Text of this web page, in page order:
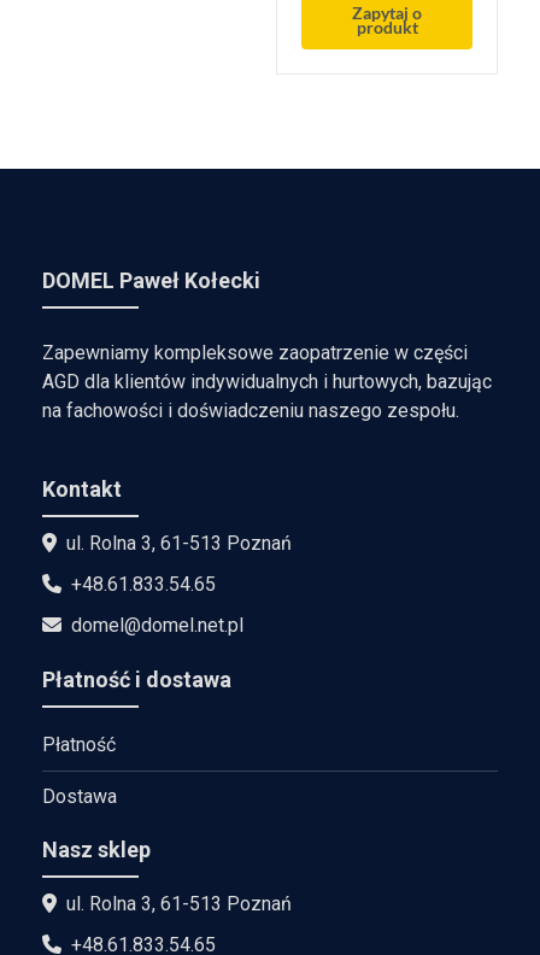
Zapytaj o
produkt
DOMEL Paweł Kołecki
Zapewniamy kompleksowe zaopatrzenie w części
AGD dla klientów indywidualnych i hurtowych, bazując
na fachowości i doświadczeniu naszego zespołu.
Kontakt
ul. Rolna 3, 61-513 Poznań
+48.61.833.54.65
domel@domel.net.pl
Płatność i dostawa
Płatność
Dostawa
Nasz sklep
ul. Rolna 3, 61-513 Poznań
+48.61.833.54.65